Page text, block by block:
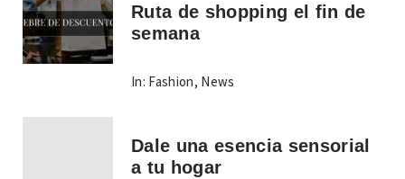
Ruta de shopping el fin de
semana
In: Fashion, News
Dale una esencia sensorial
a tu hogar